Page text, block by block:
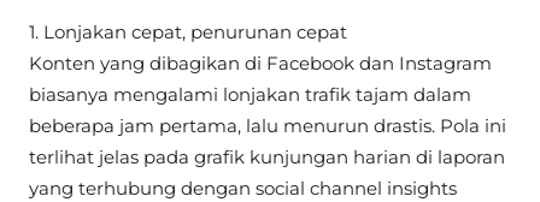
1. Lonjakan cepat, penurunan cepat
Konten yang dibagikan di Facebook dan Instagram
biasanya mengalami lonjakan trafik tajam dalam
beberapa jam pertama, lalu menurun drastis. Pola ini
terlihat jelas pada grafik kunjungan harian di laporan
yang terhubung dengan social channel insights